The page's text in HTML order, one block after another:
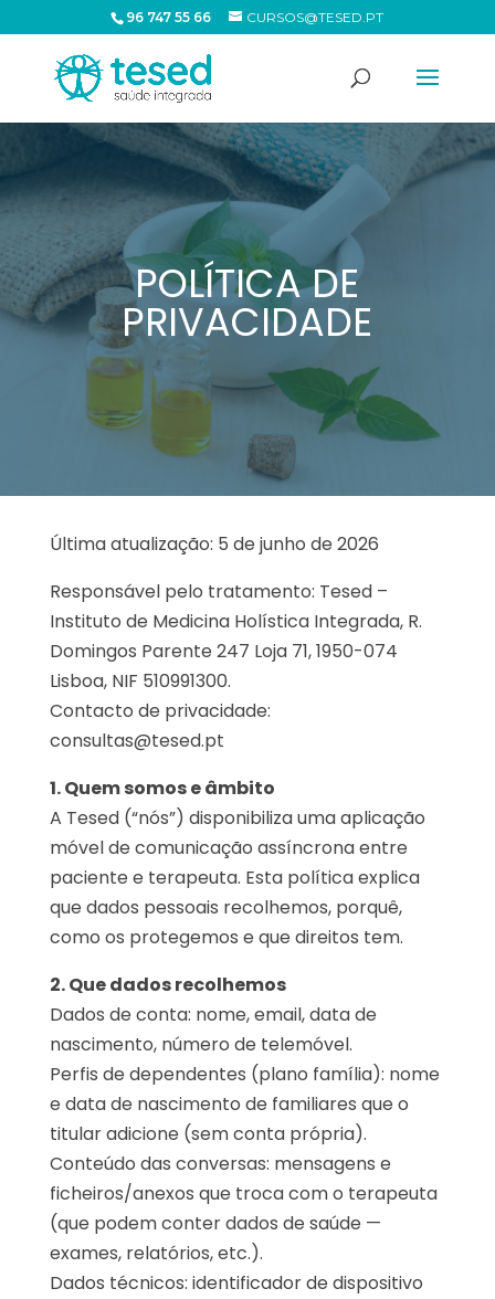
96 747 55 66 CURSOS@TESED.PT
POLÍTICA DE
PRIVACIDADE
Última atualização: 5 de junho de 2026
Responsável pelo tratamento: Tesed –
Instituto de Medicina Holística Integrada, R.
Domingos Parente 247 Loja 71, 1950-074
Lisboa, NIF 510991300.
Contacto de privacidade:
consultas@tesed.pt
1. Quem somos e âmbito
A Tesed (“nós”) disponibiliza uma aplicação
móvel de comunicação assíncrona entre
paciente e terapeuta. Esta política explica
que dados pessoais recolhemos, porquê,
como os protegemos e que direitos tem.
2. Que dados recolhemos
Dados de conta: nome, email, data de
nascimento, número de telemóvel.
Perfis de dependentes (plano família): nome
e data de nascimento de familiares que o
titular adicione (sem conta própria).
Conteúdo das conversas: mensagens e
ficheiros/anexos que troca com o terapeuta
(que podem conter dados de saúde —
exames, relatórios, etc.).
Dados técnicos: identificador de dispositivo